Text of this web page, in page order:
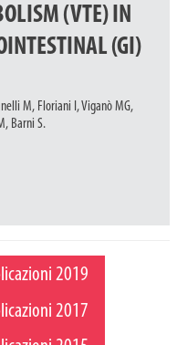
(VTE) IN
(GI)
M, Floriani I, Viganò MG,
Barni S.
2019
2017